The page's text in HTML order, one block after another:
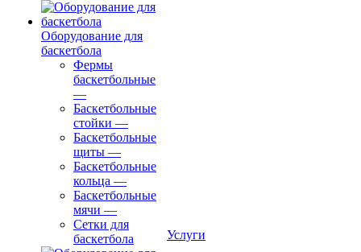
Оборудование для
баскетбола
Фермы
баскетбольные
—
Баскетбольные
стойки —
Баскетбольные
щиты —
Баскетбольные
кольца —
Баскетбольные
мячи —
Сетки для
баскетбола
Услуги